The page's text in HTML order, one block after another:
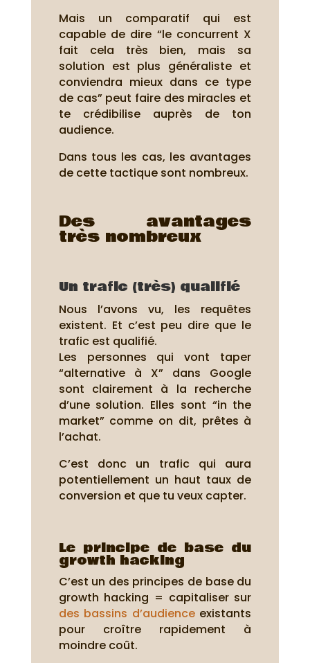
Mais un comparatif qui est
capable de dire “le concurrent X
fait cela très bien, mais sa
solution est plus généraliste et
conviendra mieux dans ce type
de cas” peut faire des miracles et
te crédibilise auprès de ton
audience.
Dans tous les cas, les avantages
de cette tactique sont nombreux.
Des avantages
très nombreux
Un trafic (très) qualifié
Nous l’avons vu, les requêtes
existent. Et c’est peu dire que le
trafic est qualifié.
Les personnes qui vont taper
“alternative à X” dans Google
sont clairement à la recherche
d’une solution. Elles sont “in the
market” comme on dit, prêtes à
l’achat.
C’est donc un trafic qui aura
potentiellement un haut taux de
conversion et que tu veux capter.
Le principe de base du
growth hacking
C’est un des principes de base du
growth hacking = capitaliser sur
des bassins d’audienceexistants
pour croître rapidement à
moindre coût.